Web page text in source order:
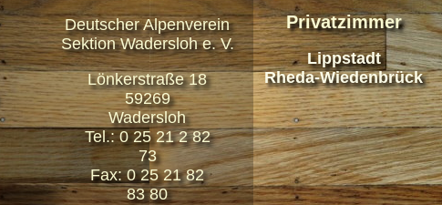
Deutscher Alpenverein
Sektion Wadersloh e. V.
Lönkerstraße 18
59269
Wadersloh
Tel.: 0 25 21 2 82
73
Fax: 0 25 21 82
83 80
Privatzimmer
Lippstadt
Rheda-Wiedenbrück